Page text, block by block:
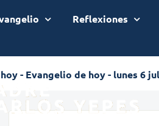
Reflexiones
- Evangelio de hoy - lunes 6